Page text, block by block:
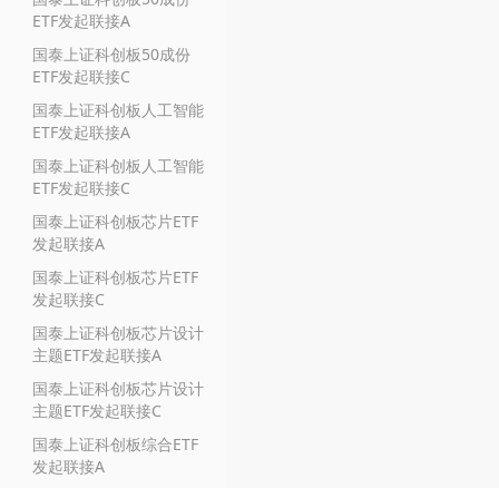
ETF发起联接A
国泰上证科创板50成份
ETF发起联接C
国泰上证科创板人工智能
ETF发起联接A
国泰上证科创板人工智能
ETF发起联接C
国泰上证科创板芯片ETF
发起联接A
国泰上证科创板芯片ETF
发起联接C
国泰上证科创板芯片设计
主题ETF发起联接A
国泰上证科创板芯片设计
主题ETF发起联接C
国泰上证科创板综合ETF
发起联接A